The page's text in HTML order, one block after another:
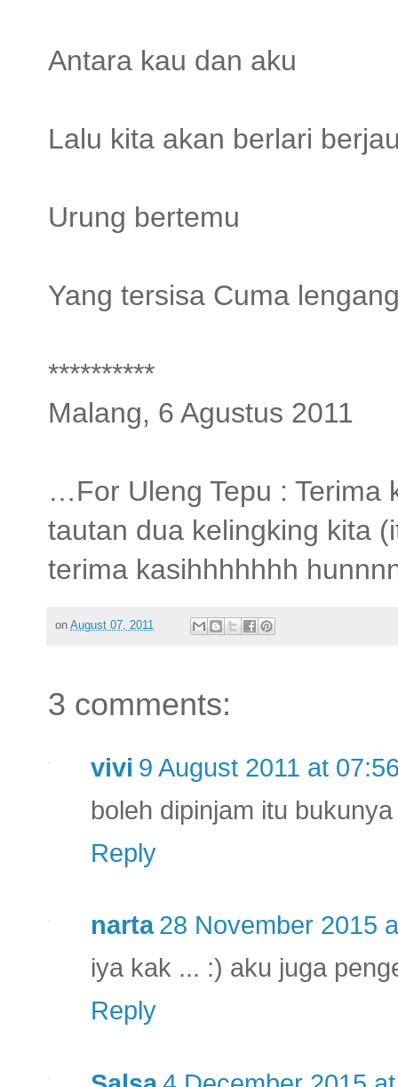
Antara kau dan aku
Lalu kita akan berlari
Urung bertemu
Yang tersisa Cuma
**********
Malang, 6 Agustus 2011
…For Uleng Tepu : Terima
tautan dua kelingking kita
terima kasihhhhhhh
on August 07, 2011
3 comments:
vivi 9 August 2011 at
boleh dipinjam itu
Reply
narta 28 November 2015
iya kak ... :) aku juga
Reply